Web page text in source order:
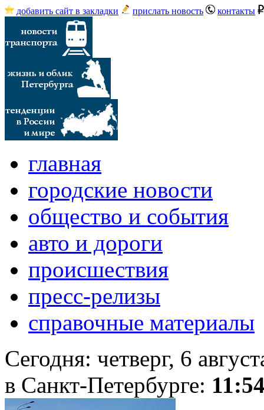
добавить сайт в закладки прислать новость контакты
главная
городские новости
общество и события
авто и дороги
происшествия
пресс-релизы
справочные материалы
Сегодня: четверг, 6
в Санкт-Петербурге: